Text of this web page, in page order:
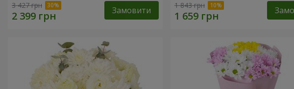
3 427 грн Замовити 1 843 грн